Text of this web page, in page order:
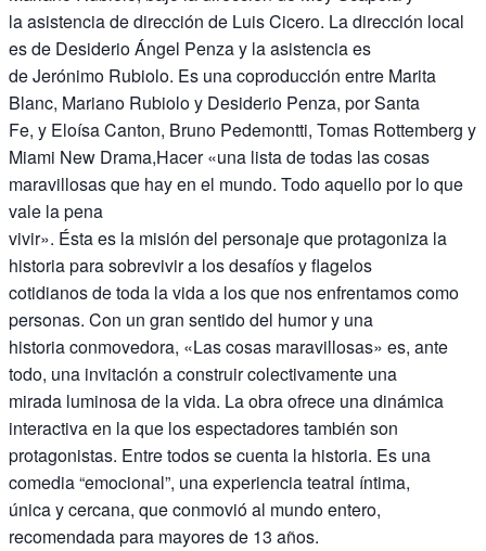
la asistencia de dirección de Luis Cicero. La dirección local
es de Desiderio Ángel Penza y la asistencia es
de Jerónimo Rubiolo. Es una coproducción entre Marita
Blanc, Mariano Rubiolo y Desiderio Penza, por Santa
Fe, y Eloísa Canton, Bruno Pedemontti, Tomas Rottemberg y
Miami New Drama,Hacer «una lista de todas las cosas
maravillosas que hay en el mundo. Todo aquello por lo que
vale la pena
vivir». Ésta es la misión del personaje que protagoniza la
historia para sobrevivir a los desafíos y flagelos
cotidianos de toda la vida a los que nos enfrentamos como
personas. Con un gran sentido del humor y una
historia conmovedora, «Las cosas maravillosas» es, ante
todo, una invitación a construir colectivamente una
mirada luminosa de la vida. La obra ofrece una dinámica
interactiva en la que los espectadores también son
protagonistas. Entre todos se cuenta la historia. Es una
comedia “emocional”, una experiencia teatral íntima,
única y cercana, que conmovió al mundo entero,
recomendada para mayores de 13 años.